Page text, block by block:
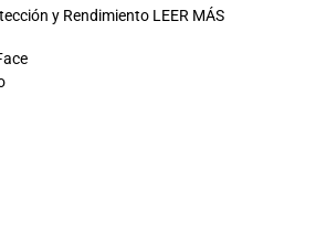
y Rendimiento LEER MÁS